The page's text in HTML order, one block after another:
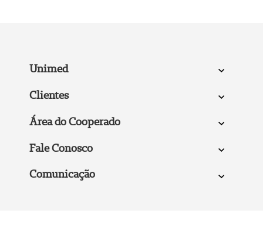
Unimed
Clientes
Área do Cooperado
Fale Conosco
Comunicação